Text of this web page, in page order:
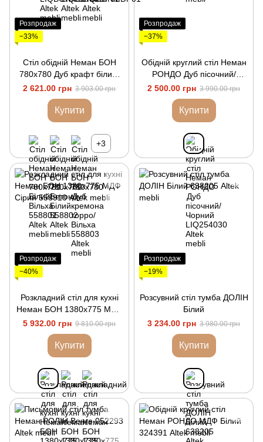
Розпродаж
−33%
Стіл обідній Неман БОН
780х780 Дуб крафт білий/
Білий
2 621.00 грн 3 903.00 грн
Купити
+3
Розпродаж
−37%
Обідній круглий стіл Неман
РОНДО Дуб пісочний/
Чорний
2 500.00 грн 3 990.00 грн
Купити
Розпродаж
−40%
Розкладний стіл для кухні
Неман БОН 1380х775 МДФ
Сірий
5 932.00 грн 9 810.00 грн
Купити
Розпродаж
−19%
Розсувний стіл тумба ДОЛІН
Білий
3 234.00 грн 3 980.00 грн
Купити